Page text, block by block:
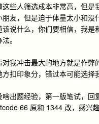
这些人筛选成本非常高，但
朋友，但是迫于体量太小和
该说什么，你们要相信，我
。
对我冲击最大的地方就是作
扣印象分，错过本可能选择
啥出题经验，第一版笔试，回
66 原和 1344 改，感兴